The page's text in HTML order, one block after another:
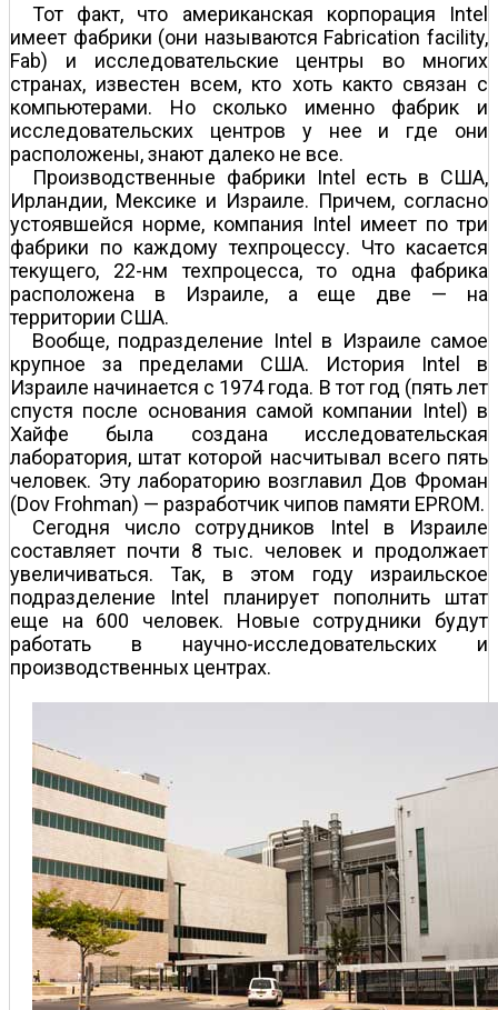
Тот факт, что американская корпорация Intel
имеет фабрики (они называются Fabrication facility,
Fab) и исследовательские центры во многих
странах, известен всем, кто хоть как­то связан с
компьютерами. Но сколько именно фабрик и
исследовательских центров у нее и где они
расположены, знают далеко не все.
Производственные фабрики Intel есть в США,
Ирландии, Мексике и Израиле. Причем, согласно
устоявшейся норме, компания Intel имеет по три
фабрики по каждому техпроцессу. Что касается
текущего, 22-нм техпроцесса, то одна фабрика
расположена в Израиле, а еще две — на
территории США.
Вообще, подразделение Intel в Израиле самое
крупное за пределами США. История Intel в
Израиле начинается с 1974 года. В тот год (пять лет
спустя после основания самой компании Intel) в
Хайфе была создана исследовательская
лаборатория, штат которой насчитывал всего пять
человек. Эту лабораторию возглавил Дов Фроман
(Dov Frohman) — разработчик чипов памяти EPROM.
Сегодня число сотрудников Intel в Израиле
составляет почти 8 тыс. человек и продолжает
увеличиваться. Так, в этом году израильское
подразделение Intel планирует пополнить штат
еще на 600 человек. Новые сотрудники будут
работать в научно-исследовательских и
производственных центрах.